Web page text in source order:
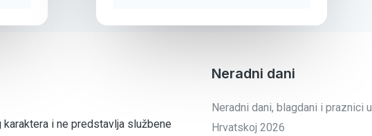
i ne predstavlja službene
Neradni dani
Neradni dani, blagdani i praznici u
Hrvatskoj 2026